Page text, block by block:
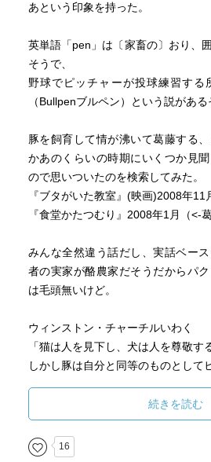
あという印象を持った。
英単語「pen」は〔家畜の〕おり、
そうで、
野球でピッチャーが投球練習する
（Bullpenブルペン）という説がある
豚を飼育して情が沸いて葛藤する
かあのくらいの時期にいくつか見
ので思いついたのを検索してみた。
『ブタがいた教室』(映画)2008年11
『食堂かたつむり』2008年1月（<-
みんな全然違う話だし、実話ベー
者の実家が酪農家だそうだからパ
は毛頭無いけど。
ウィンストン・チャーチルいわく
「猫は人を見下し、犬は人を尊敬す
しかし豚は自分と同等のものとして
us. Pigs treat us as equals.”
これ好き。
続きを読む
16